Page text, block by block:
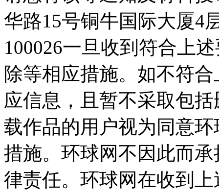
华路15号铜牛国际大厦4
100026一旦收到符合上
除等相应措施。如不符
应信息，且暂不采取包
载作品的用户视为同意
措施。环球网不因此而
律责任。环球网在收到